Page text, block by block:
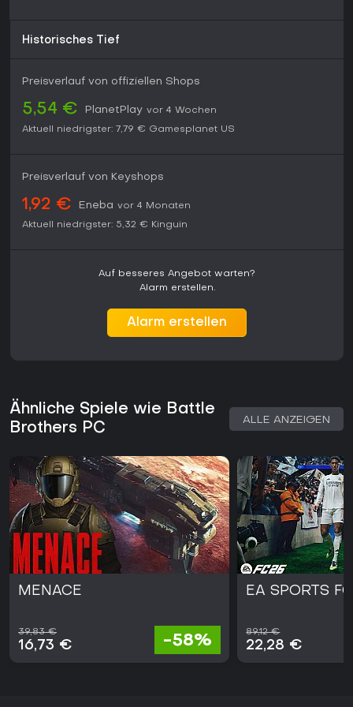
Fantasy-Welt mag, findet hier ein Muss - die steile Lernkurve
für harte Fans.
Soundtrack und Erfolge steigern das Immersionsgefühl.
Historisches Tief
Preisverlauf von offiziellen Shops
5,54 € PlanetPlay vor 4 Wochen
Aktuell niedrigster: 7,79 € Gamesplanet US
Preisverlauf von Keyshops
1,92 € Eneba vor 4 Monaten
Aktuell niedrigster: 5,32 € Kinguin
Auf besseres Angebot warten?
Alarm erstellen.
Alarm erstellen
Ähnliche Spiele wie Battle
Brothers PC
ALLE ANZEIGEN
MENACE
39,83 €
16,73 € -58%
EA SPORTS
89,12 €
22,28 €